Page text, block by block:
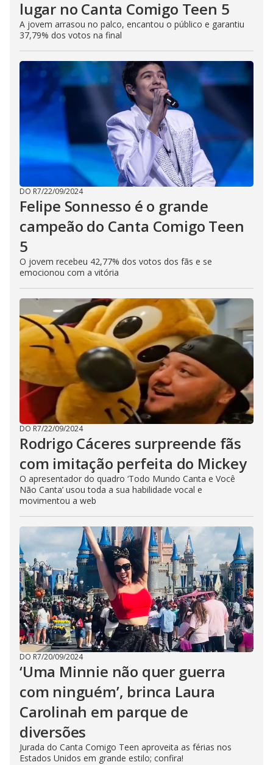
lugar no Canta Comigo Teen 5
A jovem arrasou no palco, encantou o público e garantiu
37,79% dos votos na final
DO R7/22/09/2024
Felipe Sonnesso é o grande
campeão do Canta Comigo Teen
5
O jovem recebeu 42,77% dos votos dos fãs e se
emocionou com a vitória
DO R7/22/09/2024
Rodrigo Cáceres surpreende fãs
com imitação perfeita do Mickey
O apresentador do quadro ‘Todo Mundo Canta e Você
Não Canta’ usou toda a sua habilidade vocal e
movimentou a web
DO R7/20/09/2024
‘Uma Minnie não quer guerra
com ninguém’, brinca Laura
Carolinah em parque de
diversões
Jurada do Canta Comigo Teen aproveita as férias nos
Estados Unidos em grande estilo; confira!